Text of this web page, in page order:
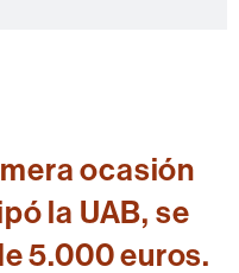
ocasión
la UAB, se
5.000 euros.